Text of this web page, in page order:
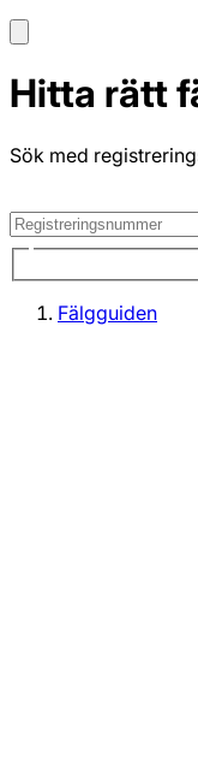
Hitta rätt
Sök med
Fälgguiden